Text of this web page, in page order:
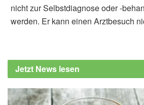
nicht zur Selbstdiagnose oder -
werden. Er kann einen Arztbesuch
Jetzt News lesen